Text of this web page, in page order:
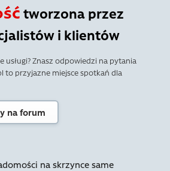
tworzona przez
i klientów
usługi? Znasz odpowiedzi na pytania
to przyjazne miejsce spotkań dla
na forum
na skrzynce same